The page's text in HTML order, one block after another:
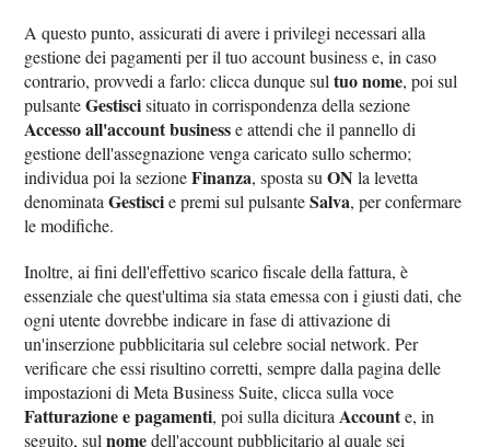
A questo punto, assicurati di avere i privilegi necessari alla
gestione dei pagamenti per il tuo account business e, in caso
contrario, provvedi a farlo: clicca dunque sultuo nome, poi sul
pulsanteGestiscisituato in corrispondenza della sezione
Accesso all'account businesse attendi che il pannello di
gestione dell'assegnazione venga caricato sullo schermo;
individua poi la sezioneFinanza, sposta suON la levetta
denominataGestiscie premi sul pulsanteSalva, per confermare
le modifiche.
Inoltre, ai fini dell'effettivo scarico fiscale della fattura, è
essenziale che quest'ultima sia stata emessa con i giusti dati, che
ogni utente dovrebbe indicare in fase di attivazione di
un'inserzione pubblicitaria sul celebre social network. Per
verificare che essi risultino corretti, sempre dalla pagina delle
impostazioni di Meta Business Suite, clicca sulla voce
Fatturazione e pagamenti, poi sulla dicitura Accounte, in
seguito, sulnomedell'account pubblicitario al quale sei